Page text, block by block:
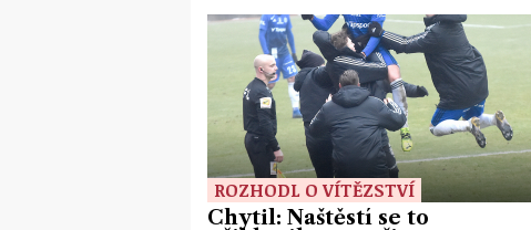
ROZHODL O VÍTĚZSTVÍ
Chytil: Naštěstí se to